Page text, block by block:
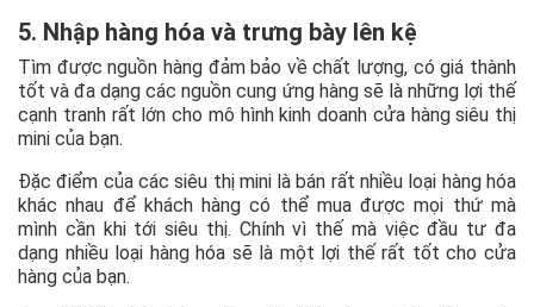
5. Nhập hàng hóa và trưng bày lên kệ
Tìm được nguồn hàng đảm bảo về chất lượng, có giá thành
tốt và đa dạng các nguồn cung ứng hàng sẽ là những lợi thế
cạnh tranh rất lớn cho mô hình kinh doanh cửa hàng siêu thị
mini của bạn.
Đặc điểm của các siêu thị mini là bán rất nhiều loại hàng hóa
khác nhau để khách hàng có thể mua được mọi thứ mà
mình cần khi tới siêu thị. Chính vì thế mà việc đầu tư đa
dạng nhiều loại hàng hóa sẽ là một lợi thế rất tốt cho cửa
hàng của bạn.